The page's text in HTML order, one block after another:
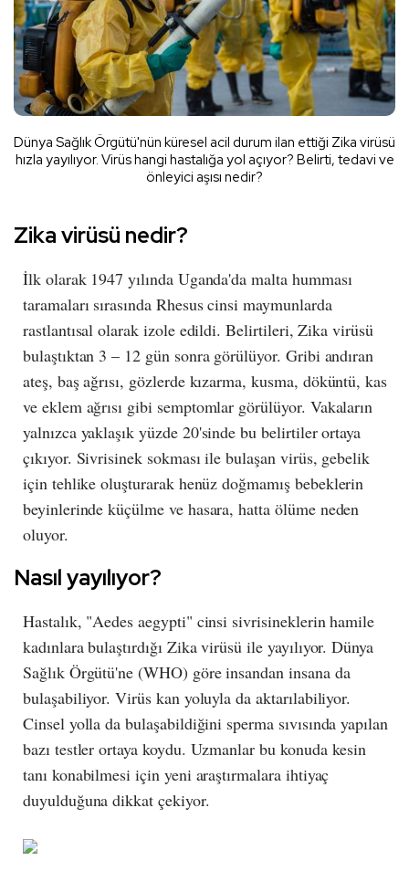
Dünya Sağlık Örgütü'nün küresel acil durum ilan ettiği Zika virüsü
hızla yayılıyor. Virüs hangi hastalığa yol açıyor? Belirti, tedavi ve
önleyici aşısı nedir?
Zika virüsü nedir?
İlk olarak 1947 yılında Uganda'da malta humması
taramaları sırasında Rhesus cinsi maymunlarda
rastlantısal olarak izole edildi. Belirtileri, Zika virüsü
bulaştıktan 3 – 12 gün sonra görülüyor. Gribi andıran
ateş, baş ağrısı, gözlerde kızarma, kusma, döküntü, kas
ve eklem ağrısı gibi semptomlar görülüyor. Vakaların
yalnızca yaklaşık yüzde 20'sinde bu belirtiler ortaya
çıkıyor. Sivrisinek sokması ile bulaşan virüs, gebelik
için tehlike oluşturarak henüz doğmamış bebeklerin
beyinlerinde küçülme ve hasara, hatta ölüme neden
oluyor.
Nasıl yayılıyor?
Hastalık, "Aedes aegypti" cinsi sivrisineklerin hamile
kadınlara bulaştırdığı Zika virüsü ile yayılıyor. Dünya
Sağlık Örgütü'ne (WHO) göre insandan insana da
bulaşabiliyor. Virüs kan yoluyla da aktarılabiliyor.
Cinsel yolla da bulaşabildiğini sperma sıvısında yapılan
bazı testler ortaya koydu. Uzmanlar bu konuda kesin
tanı konabilmesi için yeni araştırmalara ihtiyaç
duyulduğuna dikkat çekiyor.